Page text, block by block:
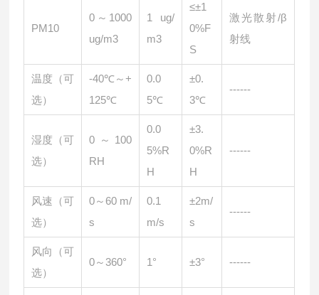
PM10
0～1000
ug/m3
1 ug/
m3
≤±1
0%F
S
激光散射/β
射线
温度（可
选）
-40℃～+
125℃
0.0
5℃
±0.
3℃
------
湿度（可
选）
0～100
RH
0.0
5%R
H
±3.
0%R
H
------
风速（可
选）
0～60 m/
s
0.1
m/s
±2m/
s
------
风向（可
选）
0～360° 1° ±3° ------